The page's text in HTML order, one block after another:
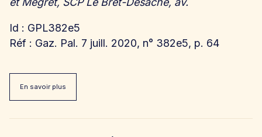
Id : GPL382e5
Réf : Gaz. Pal. 7 juill. 2020, n° 382e5, p. 64
En savoir plus